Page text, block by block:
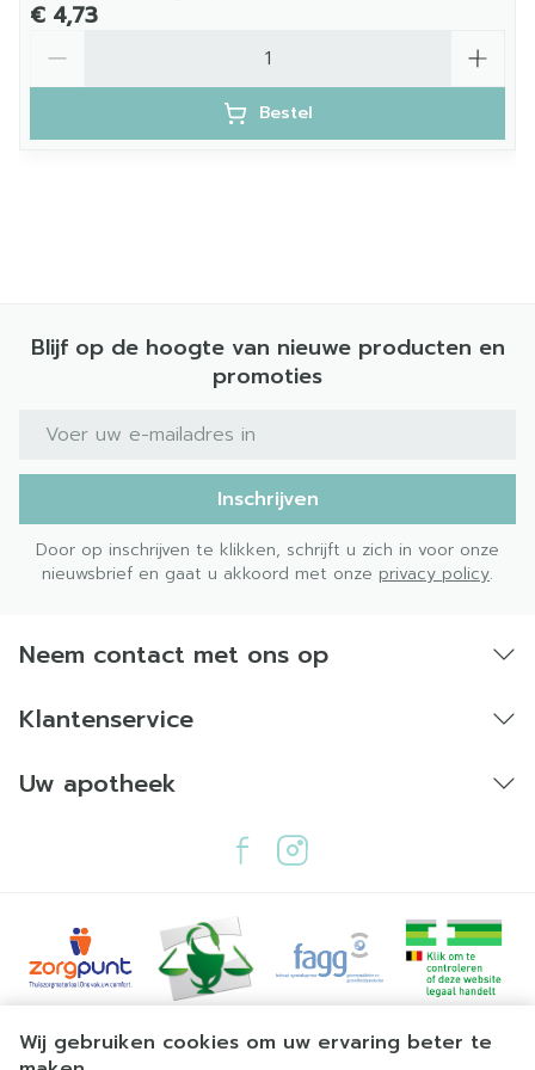
Wij gebruiken cookies om uw ervaring beter te
€ 4,73
Bestel
Blijf op de hoogte van nieuwe producten en
promoties
E-mail adres
Inschrijven
Door op inschrijven te klikken, schrijft u zich in voor onze
nieuwsbrief en gaat u akkoord met onze privacy policy.
Neem contact met ons op
Klantenservice
Uw apotheek
Juridische links